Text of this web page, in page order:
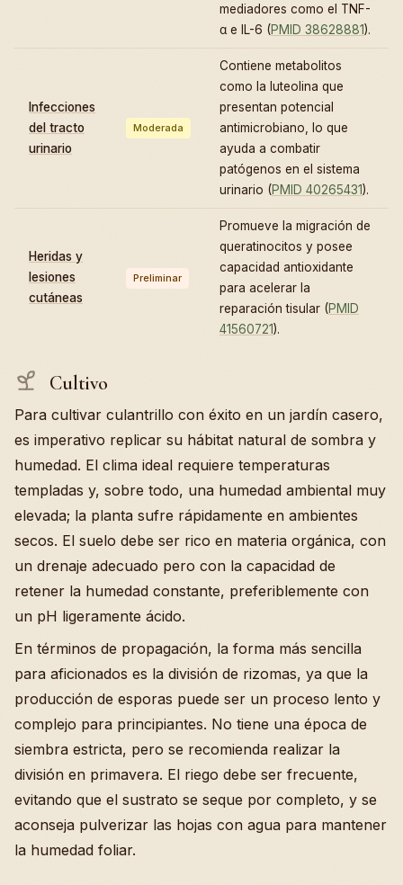
mediadores como el TNF-
α e IL-6 (PMID 38628881).
Infecciones
del tracto
urinario
Moderada
Contiene metabolitos
como la luteolina que
presentan potencial
antimicrobiano, lo que
ayuda a combatir
patógenos en el sistema
urinario (PMID 40265431).
Heridas y
lesiones
cutáneas
Preliminar
Promueve la migración de
queratinocitos y posee
capacidad antioxidante
para acelerar la
reparación tisular (PMID
41560721).
Cultivo
Para cultivar culantrillo con éxito en un jardín casero,
es imperativo replicar su hábitat natural de sombra y
humedad. El clima ideal requiere temperaturas
templadas y, sobre todo, una humedad ambiental muy
elevada; la planta sufre rápidamente en ambientes
secos. El suelo debe ser rico en materia orgánica, con
un drenaje adecuado pero con la capacidad de
retener la humedad constante, preferiblemente con
un pH ligeramente ácido.
En términos de propagación, la forma más sencilla
para aficionados es la división de rizomas, ya que la
producción de esporas puede ser un proceso lento y
complejo para principiantes. No tiene una época de
siembra estricta, pero se recomienda realizar la
división en primavera. El riego debe ser frecuente,
evitando que el sustrato se seque por completo, y se
aconseja pulverizar las hojas con agua para mantener
la humedad foliar.